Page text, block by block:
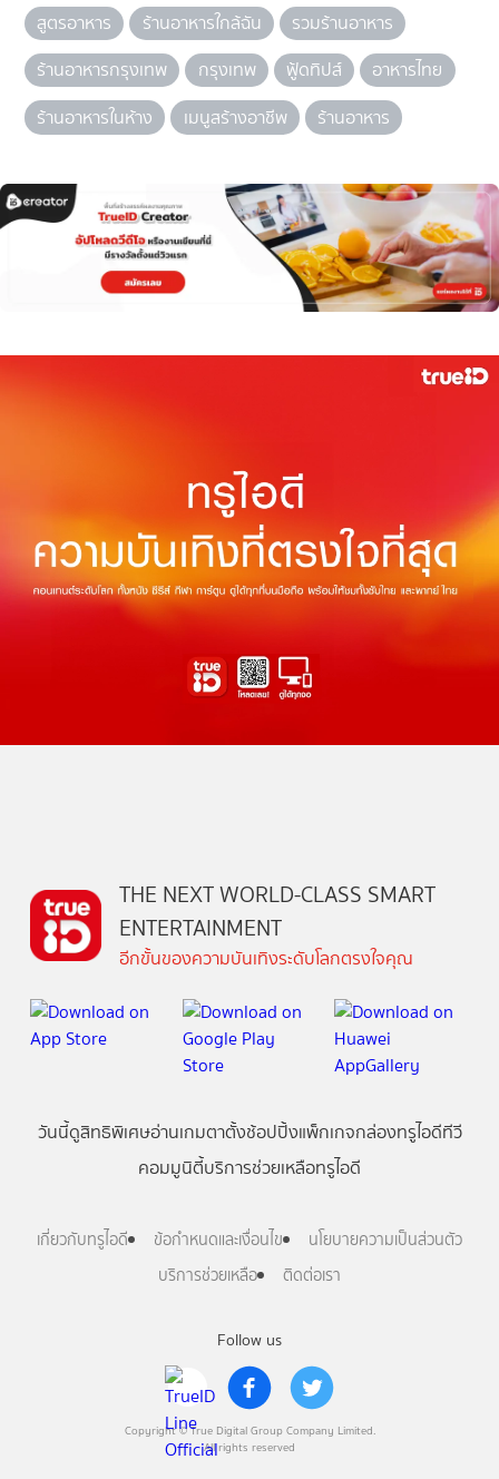
สูตรอาหาร ร้านอาหารใกล้ฉัน
รวมร้านอาหาร
ร้านอาหารกรุงเทพ
กรุงเทพ ฟู้ดทิปส์
อาหารไทย
ร้านอาหารในห้าง
เมนูสร้างอาชีพ ร้านอาหาร
Follow us
Copyright © True Digital Group Company Limited.
All rights reserved
THE NEXT WORLD-CLASS SMART
ENTERTAINMENT
อีกขั้นของความบันเทิงระดับโลกตรงใจคุณ
วันนี้ดูสิทธิพิเศษอ่านเกมตาตั้งช้อปปิ้งแพ็กเกจกล่องทรูไอดีทีวี
คอมมูนิตี้บริการช่วยเหลือทรูไอดี
เกี่ยวกับทรูไอดี ข้อกำหนดและเงื่อนไข
นโยบายความเป็นส่วนตัว
บริการช่วยเหลือ
ติดต่อเรา